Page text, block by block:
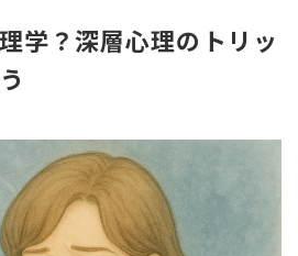
学？深層心理のトリッ